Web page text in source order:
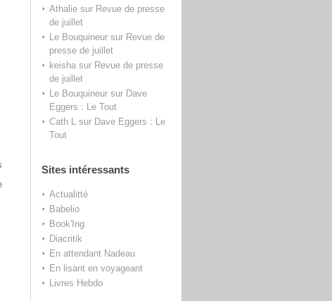
Athaliesur Revue de presse
de juillet
Le Bouquineursur Revue de
presse de juillet
keishasur Revue de presse
de juillet
Le Bouquineursur Dave
Eggers : Le Tout
Cath Lsur Dave Eggers : Le
Tout
Sites intéressants
Actualitté
Babelio
Book'Ing
Diacritik
En attendant Nadeau
En lisant en voyageant
Livres Hebdo